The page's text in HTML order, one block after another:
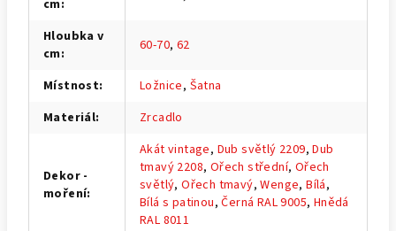
cm:
Hloubka v
cm: 60-70, 62
Místnost: Ložnice, Šatna
Materiál: Zrcadlo
Dekor -
moření:
Akát vintage, Dub světlý 2209,Dub
tmavý 2208, Ořech střední, Ořech
světlý,Ořech tmavý,Wenge,Bílá,
Bílá s patinou,Černá RAL 9005, Hnědá
RAL 8011